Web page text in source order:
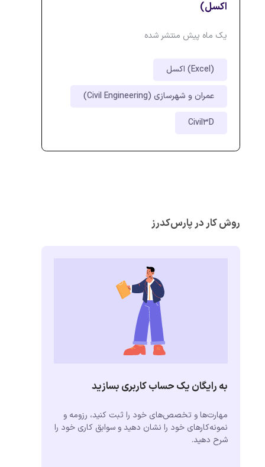
اکسل)
یک ماه پیش منتشر شده
اکسل (Excel)
عمران و شهرسازی (Civil Engineering)
Civil3D
روش کار در پارس‌کدرز
به رایگان یک حساب کاربری بسازید
مهارت‌ها و تخصص‌های خود را ثبت کنید، رزومه و
نمونه‌کارهای خود را نشان دهید و سوابق کاری خود را
شرح دهید.